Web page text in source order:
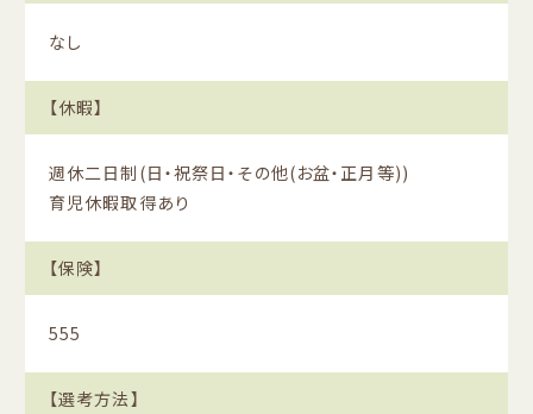
なし
【休暇】
週休二日制(日・祝祭日・その他(お盆・正月等))
育児休暇取得あり
【保険】
555
【選考方法】